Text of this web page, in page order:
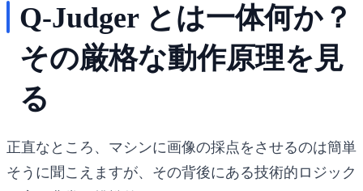
Q-Judger とは一体何か？
その厳格な動作原理を見
る
正直なところ、マシンに画像の採点をさせるのは簡単
そうに聞こえますが、その背後にある技術的ロジック